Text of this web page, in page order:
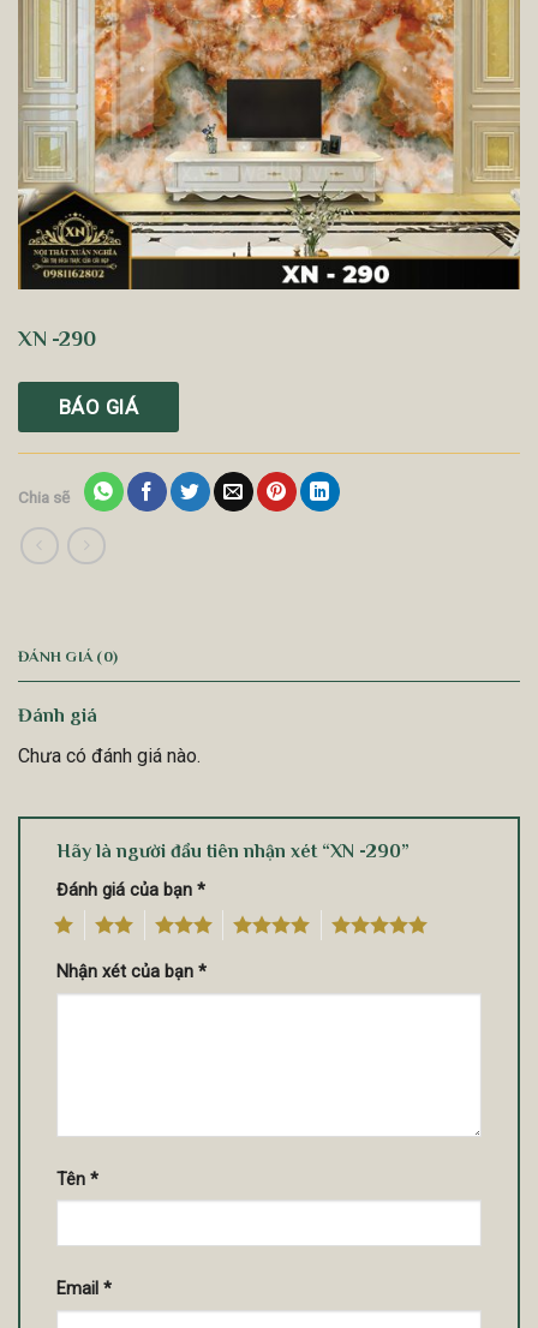
XN -290
BÁO GIÁ
Chia sẽ
ĐÁNH GIÁ (0)
Đánh giá
Chưa có đánh giá nào.
Hãy là người đầu tiên nhận xét “XN -290”
Đánh giá của bạn *
4 5
Nhận xét của bạn *
Tên *
Email *